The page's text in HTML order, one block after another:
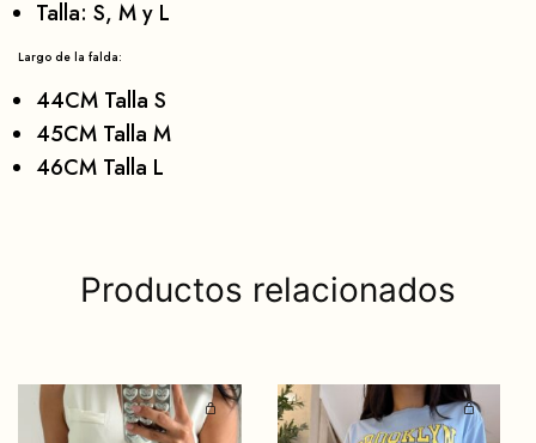
Talla: S, M y L
Largo de la falda:
44CM Talla S
45CM Talla M
46CM Talla L
Productos relacionados